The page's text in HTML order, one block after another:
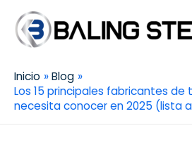
Inicio
Blog
Los 15 principales fabricantes de
necesita conocer en 2025 (lista